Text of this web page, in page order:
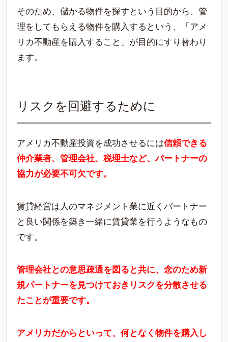
そのため、儲かる物件を探すという目的から、管
理をしてもらえる物件を購入するという、「アメ
リカ不動産を購入すること」が目的にすり替わり
ます。
リスクを回避するために
アメリカ不動産投資を成功させるには信頼できる
仲介業者、管理会社、税理士など、パートナーの
協力が必要不可欠です。
賃貸経営は人のマネジメント業に近くパートナー
と良い関係を築き一緒に賃貸業を行うようなもの
です。
管理会社との意思疎通を図ると共に、念のため新
規パートナーを見つけておきリスクを分散させる
たことが重要です。
アメリカだからといって、何となく物件を購入し